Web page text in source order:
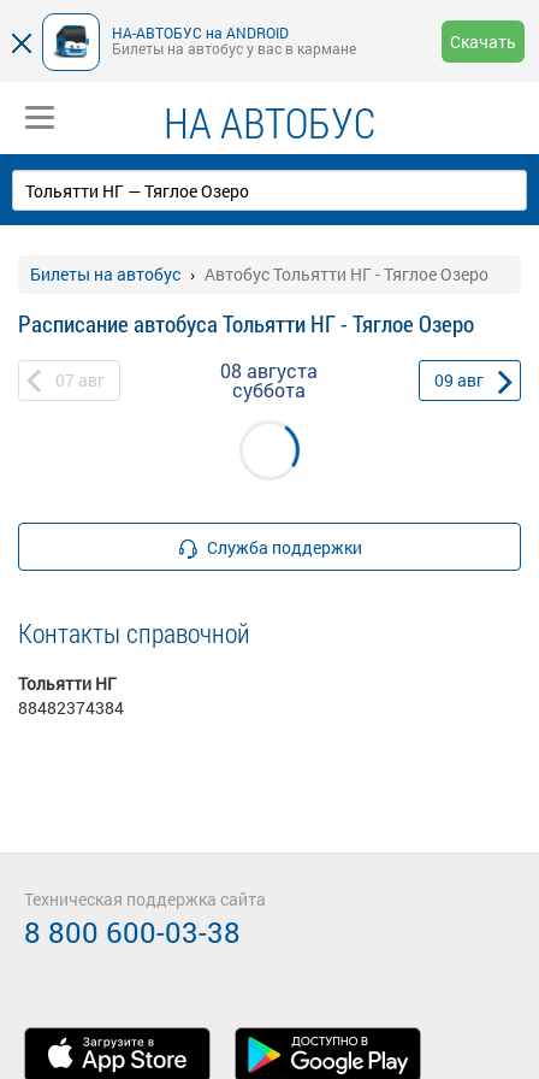
НА-АВТОБУС на ANDROID
Билеты на автобус у вас в кармане
Скачать
НА АВТОБУС
Билеты на автобус Автобус Тольятти НГ - Тяглое Озеро
Расписание автобуса Тольятти НГ - Тяглое Озеро
07 авг 08 августа
суббота 09 авг
Служба поддержки
Контакты справочной
Тольятти НГ
88482374384
Техническая поддержка сайта
8 800 600-03-38